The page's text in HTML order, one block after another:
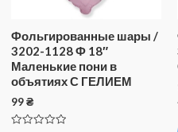
Фольгированные шары /
3202-1128 Ф 18″
Маленькие пони в
объятиях С ГЕЛИЕМ
99₴